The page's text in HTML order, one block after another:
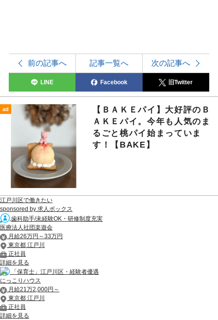
前の記事へ 記事一覧へ 次の記事へ
LINE Facebook 旧Twitter
ad
【ＢＡＫＥパイ】大好評のＢ
ＡＫＥパイ。今年も人気のま
るごと桃パイ始まっていま
す！【BAKE】
江戸川区で働きたい
sponsored by 求人ボックス
歯科助手/未経験OK・研修制度充実
医療法人社団楽遊会
月給26万円～33万円
東京都 江戸川
正社員
詳細を見る
「保育士」江戸川区・経験者優遇
にっこりハウス
月給21万2,000円～
東京都 江戸川
正社員
詳細を見る